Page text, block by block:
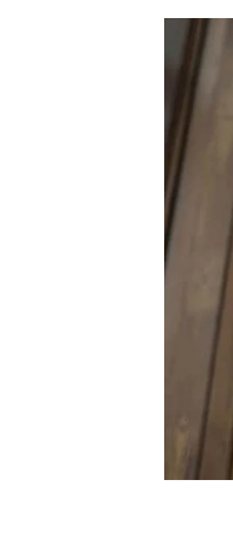
Lady